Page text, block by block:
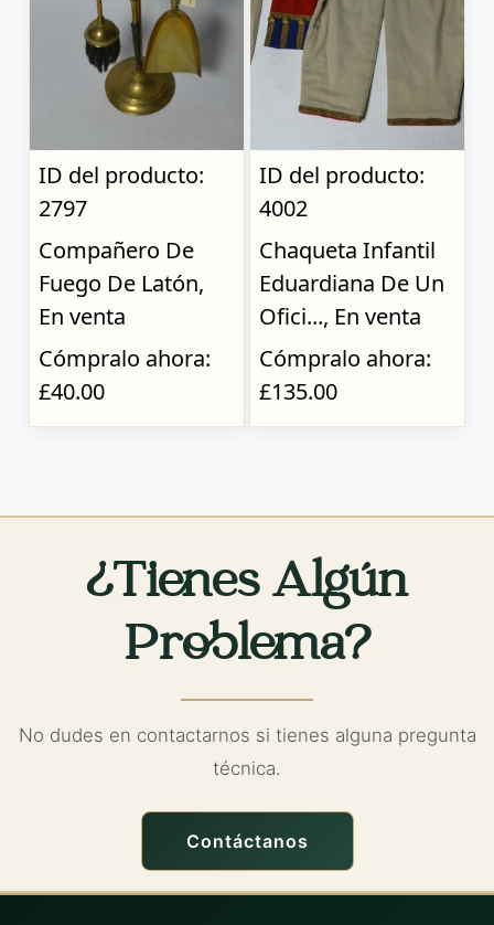
ID del producto:
2797
Compañero De
Fuego De Latón,
En venta
Cómpralo ahora:
£40.00
ID del producto:
4002
Chaqueta Infantil
Eduardiana De Un
Ofici..., En venta
Cómpralo ahora:
£135.00
¿Tienes Algún
Problema?
No dudes en contactarnos si tienes alguna pregunta
técnica.
Contáctanos